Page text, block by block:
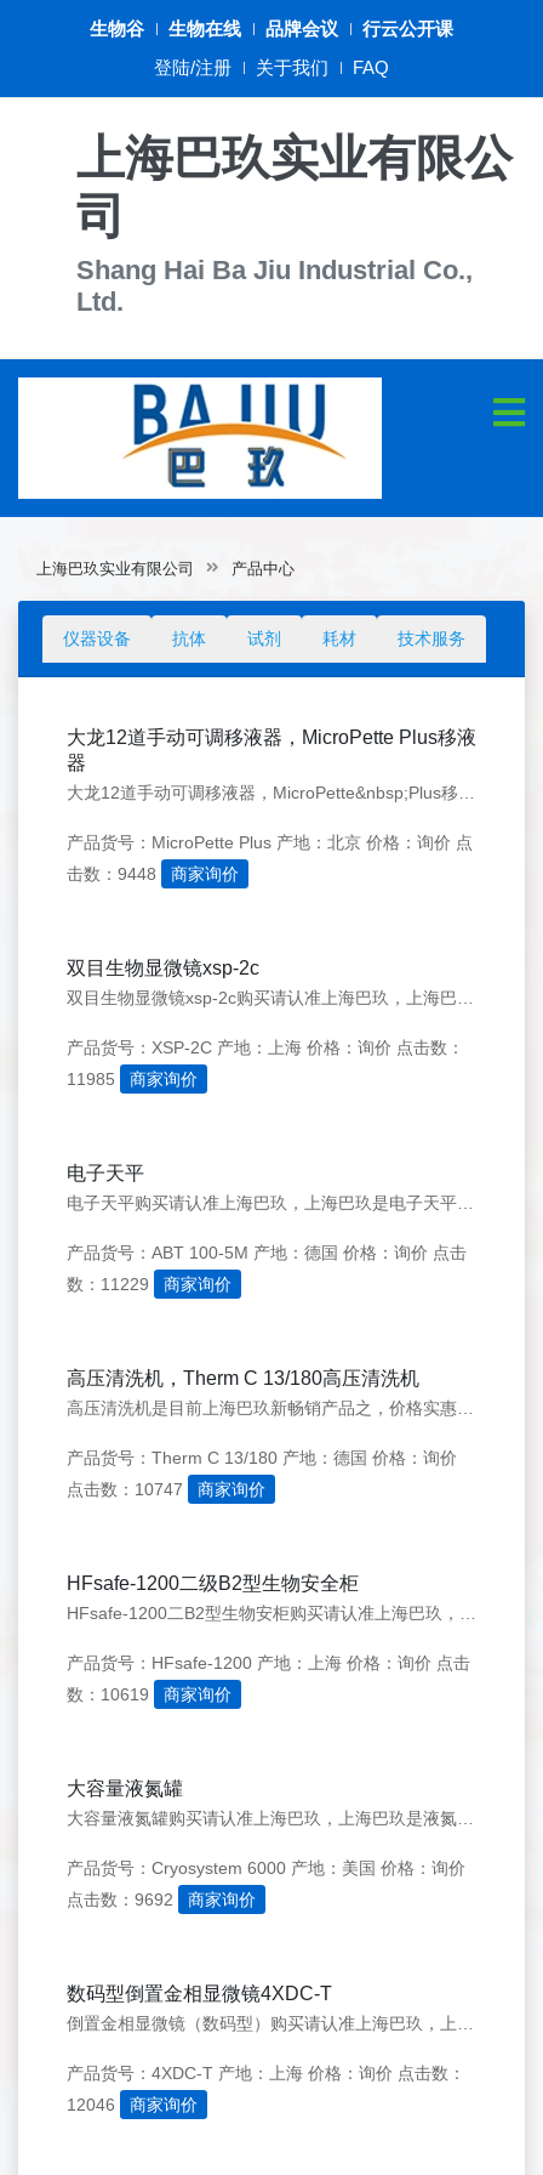
生物谷 生物在线 品牌会议
行云公开课
登陆/注册
关于我们 FAQ
上海巴玖实业有限公
司
Shang Hai Ba Jiu Industrial Co.,
Ltd.
上海巴玖实业有限公司 产品中心
仪器设备 抗体 试剂 耗材 技术服务
大龙12道手动可调移液器，MicroPette Plus移液
器
产品货号：MicroPette Plus 产地：北京 价格：询价 点
击数：9448
商家询价
双目生物显微镜xsp-2c
产品货号：XSP-2C 产地：上海 价格：询价 点击数：
11985
商家询价
电子天平
产品货号：ABT 100-5M 产地：德国 价格：询价 点击
数：11229
商家询价
高压清洗机，Therm C 13/180高压清洗机
产品货号：Therm C 13/180 产地：德国 价格：询价
点击数：10747
商家询价
HFsafe-1200二级B2型生物安全柜
产品货号：HFsafe-1200 产地：上海 价格：询价 点击
数：10619
商家询价
大容量液氮罐
产品货号：Cryosystem 6000 产地：美国 价格：询价
点击数：9692
商家询价
数码型倒置金相显微镜4XDC-T
产品货号：4XDC-T 产地：上海 价格：询价 点击数：
12046
商家询价